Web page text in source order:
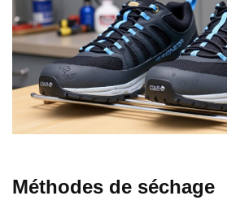
Méthodes de séchage